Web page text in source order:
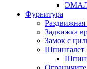
Фурнитура
Раздвижная
Задвижка
Замок с
Шпингалет